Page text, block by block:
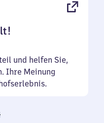
und helfen Sie,
Ihre Meinung